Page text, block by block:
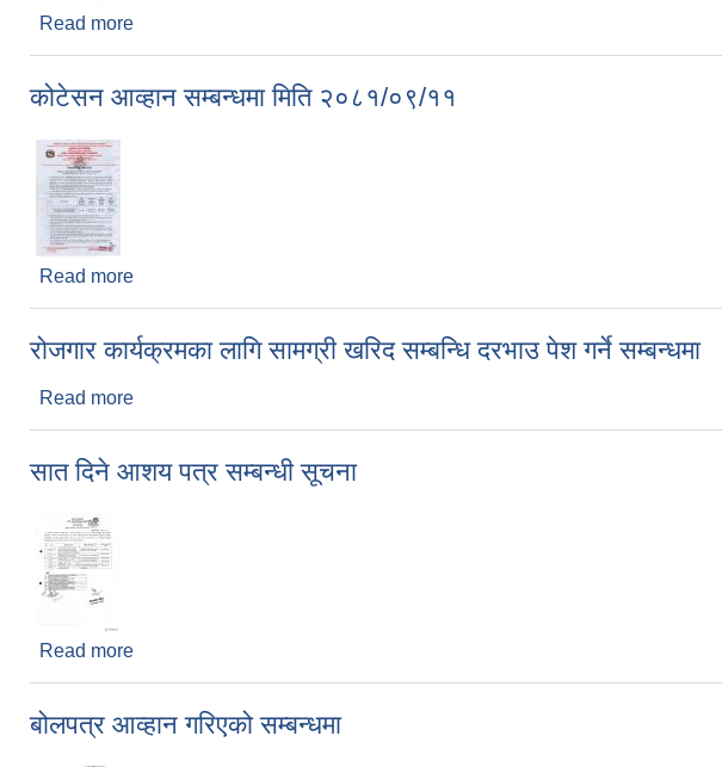
Read more
कोटेसन आव्हान सम्बन्धमा मिति २०८१/०९/११
Read more
रोजगार कार्यक्रमका लागि सामग्री खरिद सम्बन्धि दरभाउ पेश गर्ने सम्बन्धमा
Read more
सात दिने आशय पत्र सम्बन्धी सूचना
Read more
बोलपत्र आव्हान गरिएको सम्बन्धमा